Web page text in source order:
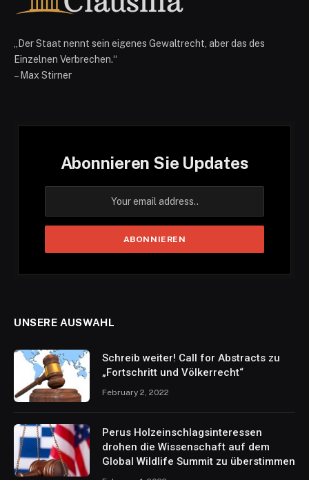
„Der Staat nennt sein eigenes Gewaltrecht, aber das des
Einzelnen Verbrechen.“
– Max Stirner
Abonnieren Sie Updates
UNSERE AUSWAHL
Schreib weiter! Call for Abstracts zu
„Fortschritt und Völkerrecht“
February 2, 2022
Perus Holzeinschlagsinteressen
drohen die Wissenschaft auf dem
Global Wildlife Summit zu überstimmen